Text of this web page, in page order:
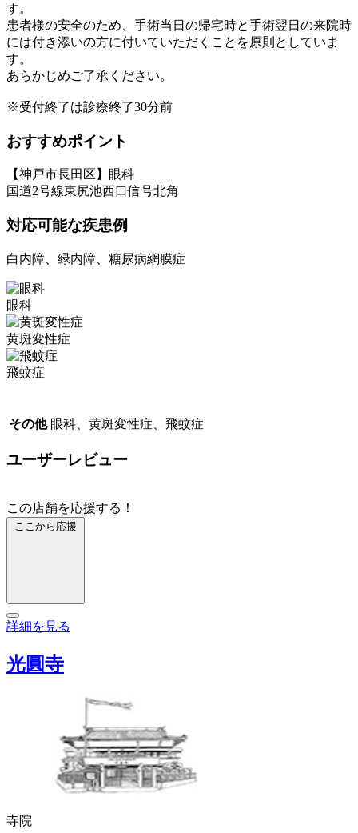
す。
患者様の安全のため、手術当日の帰宅時と手術翌日の来院時
には付き添いの方に付いていただくことを原則としていま
す。
あらかじめご了承ください。
※受付終了は診療終了30分前
おすすめポイント
【神戸市長田区】眼科
国道2号線東尻池西口信号北角
対応可能な疾患例
白内障、緑内障、糖尿病網膜症
眼科
黄斑変性症
飛蚊症
その他 眼科、黄斑変性症、飛蚊症
ユーザーレビュー
この店舗を応援する！
ここから応援
詳細を見る
光圓寺
寺院